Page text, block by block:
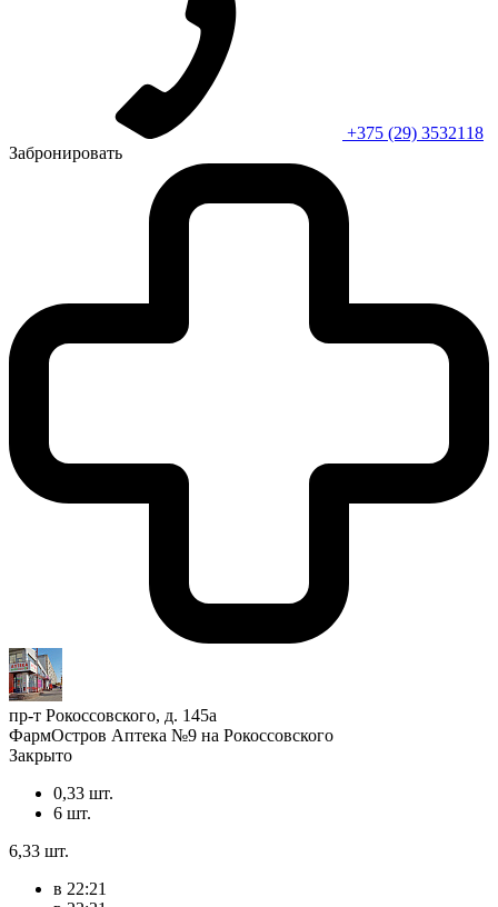
+375 (29) 3532118
Забронировать
пр-т Рокоссовского, д. 145а
ФармОстров Аптека №9 на Рокоссовского
Закрыто
0,33 шт.
6 шт.
6,33 шт.
в 22:21